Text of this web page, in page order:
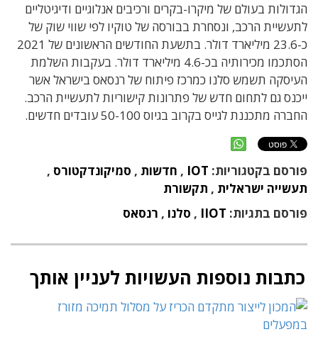
הגדולות בעולם של מיקרו-בקרים ורכיבים אנלוגיים ודיגיטליים
לתעשיית הרכב, ונסחרת בבורסה של טוקיו לפי שווי שוק של
כ-23.6 מיליארד דולר. בתשעת החודשים הראשונים של 2021
הסתכמו מכירותיה בכ-4.6 מיליארד דולר. בעקבות השלמת
העיסקה תשמש סלנו כמרכז פיתוח של רנסאס בישראל אשר
ייכנס גם לתחום חדש של פתרונות קישוריות לתעשיית הרכב.
החברה מתכננת לגייס בקרוב בגיוס 50-100 עובדים חדשים.
פורסם בקטגוריות: IOT
, חדשות , סמיקונדקטורס ,
תעשייה ישראלית , תקשורת
פורסם בתגיות: IIOT
, סלנו , רנסאס
כתבות נוספות העשויות לעניין אותך